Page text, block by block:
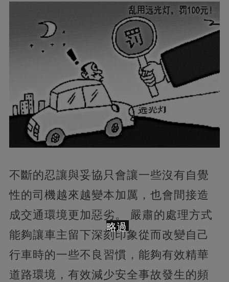
不斷的忍讓與妥協只會讓一些沒有自覺
性的司機越來越變本加厲，也會間接造
成交通環境更加惡劣。 嚴肅的處理方式
能夠讓車主留下深刻印象從而改變自己
行車時的一些不良習慣，能夠有效精華
道路環境，有效減少安全事故發生的頻
略過